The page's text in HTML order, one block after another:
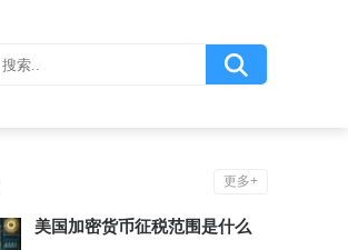
更多+
美国加密货币征税范围是什么